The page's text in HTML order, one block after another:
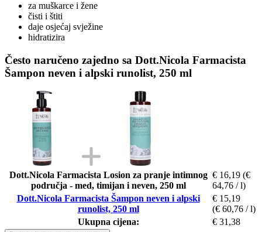
za muškarce i žene
čisti i štiti
daje osjećaj svježine
hidratizira
Često naručeno zajedno sa Dott.Nicola Farmacista
Šampon neven i alpski runolist, 250 ml
Dott.Nicola Farmacista Losion za pranje intimnog
područja - med, timijan i neven, 250 ml
€ 16,19 (€
64,76 / l)
Dott.Nicola Farmacista Šampon neven i alpski
runolist, 250 ml
€ 15,19
(€ 60,76 / l)
Ukupna cijena:
€ 31,38